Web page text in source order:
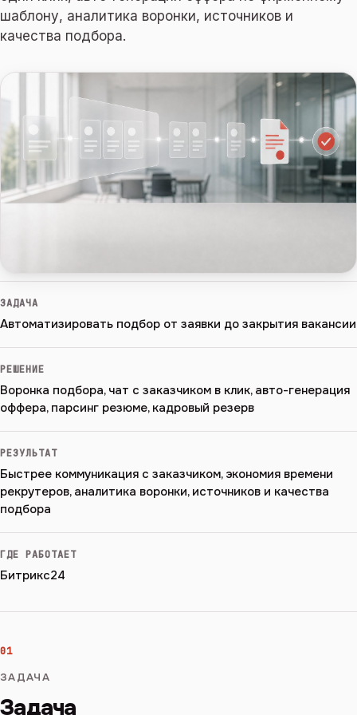
шаблону, аналитика воронки, источников и
качества подбора.
ЗАДАЧА
Автоматизировать подбор от заявки до закрытия вакансии
РЕШЕНИЕ
Воронка подбора, чат с заказчиком в клик, авто-генерация
оффера, парсинг резюме, кадровый резерв
РЕЗУЛЬТАТ
Быстрее коммуникация с заказчиком, экономия времени
рекрутеров, аналитика воронки, источников и качества
подбора
ГДЕ РАБОТАЕТ
Битрикс24
01
ЗАДАЧА
Задача